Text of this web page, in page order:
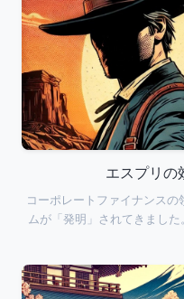
エスプリ
コーポレートファイナンス
ムが「発明」されてきまし